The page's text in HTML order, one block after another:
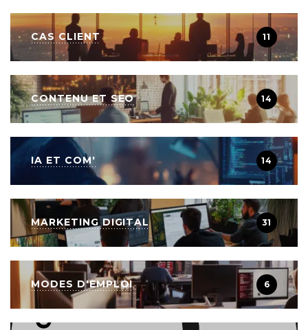
CAS CLIENT 11
CONTENU ET SEO 14
IA ET COM' 14
MARKETING DIGITAL 31
MODES D'EMPLOI 6